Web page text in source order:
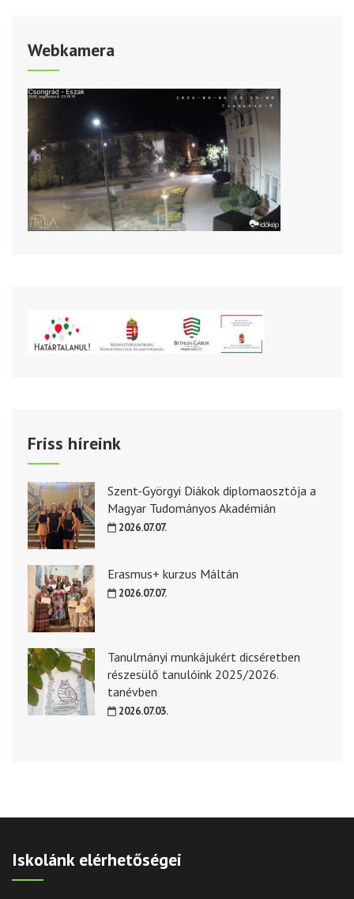
Webkamera
Friss híreink
Szent-Györgyi Diákok diplomaosztója a
Magyar Tudományos Akadémián
2026.07.07.
Erasmus+ kurzus Máltán
2026.07.07.
Tanulmányi munkájukért dicséretben
részesülő tanulóink 2025/2026.
tanévben
2026.07.03.
Iskolánk elérhetőségei